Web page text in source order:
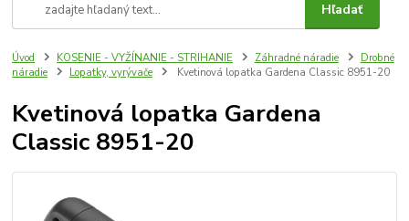
Hľadať
Úvod KOSENIE - VYŽÍNANIE - STRIHANIE Záhradné náradie
Drobné
náradie
Lopatky, vyrývače Kvetinová lopatka Gardena Classic 8951-20
Kvetinová lopatka Gardena
Classic 8951-20